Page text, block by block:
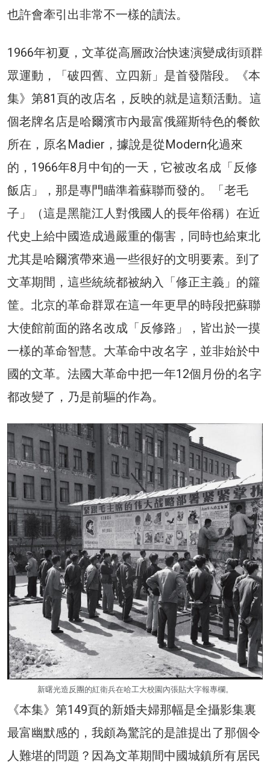
也許會牽引出非常不一樣的讀法。
1966年初夏，文革從高層政治快速演變成街頭群
眾運動，「破四舊、立四新」是首發階段。《本
集》第81頁的改店名，反映的就是這類活動。這
個老牌名店是哈爾濱市內最富俄羅斯特色的餐飲
所在，原名Madier，據說是從Modern化過來
的，1966年8月中旬的一天，它被改名成「反修
飯店」，那是專門瞄準着蘇聯而發的。「老毛
子」（這是黑龍江人對俄國人的長年俗稱）在近
代史上給中國造成過嚴重的傷害，同時也給東北
尤其是哈爾濱帶來過一些很好的文明要素。到了
文革期間，這些統統都被納入「修正主義」的籮
筐。北京的革命群眾在這一年更早的時段把蘇聯
大使館前面的路名改成「反修路」，皆出於一摸
一樣的革命智慧。大革命中改名字，並非始於中
國的文革。法國大革命中把一年12個月份的名字
都改變了，乃是前驅的作為。
新曙光造反團的紅衛兵在哈工大校園內張貼大字報專欄。
《本集》第149頁的新婚夫婦那幅是全攝影集裏
最富幽默感的，我頗為驚詫的是誰提出了那個令
人難堪的問題？因為文革期間中國城鎮所有居民